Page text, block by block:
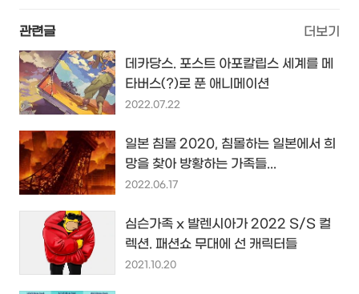
관련글 더보기
데카당스. 포스트 아포칼립스 세계를 메
타버스(?)로 푼 애니메이션
2022.07.22
일본 침몰 2020, 침몰하는 일본에서 희
망을 찾아 방황하는 가족들...
2022.06.17
심슨가족 x 발렌시아가 2022 S/S 컬
렉션. 패션쇼 무대에 선 캐릭터들
2021.10.20